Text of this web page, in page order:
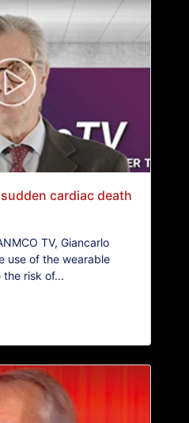
cardiac death
TV, Giancarlo
use of the wearable
risk of...